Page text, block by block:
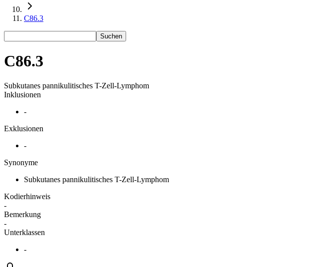
C86.3
Suchen
C86.3
Subkutanes pannikulitisches T-Zell-Lymphom
Inklusionen
-
Exklusionen
-
Synonyme
Subkutanes pannikulitisches T-Zell-Lymphom
Kodierhinweis
-
Bemerkung
-
Unterklassen
-